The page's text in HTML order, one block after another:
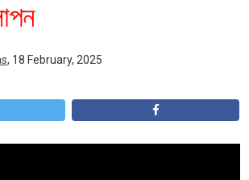
, 18 February, 2025